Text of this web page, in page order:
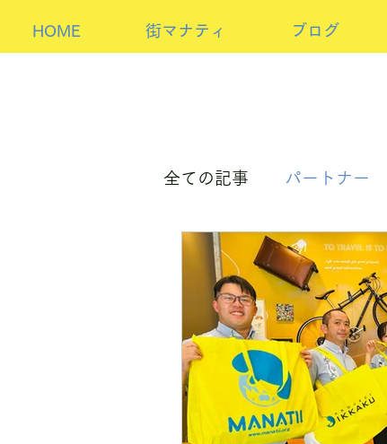
HOME 街マナティ ブログ
全ての記事 パートナー
パートナーorホスト